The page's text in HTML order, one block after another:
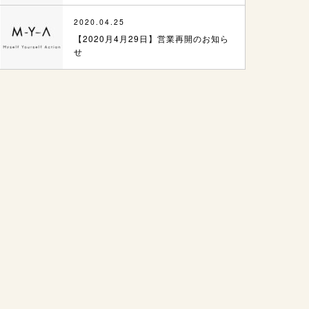
2020.04.25
【2020月4月29日】営業再開のお知ら
せ